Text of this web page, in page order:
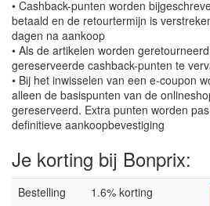
• Cashback-punten worden
betaald en de retourtermijn is
dagen na aankoop
• Als de artikelen worden
gereserveerde cashback-punten te
• Bij het inwisselen van een e-coupon
alleen de basispunten van de
gereserveerd. Extra punten worden
definitieve aankoopbevestiging
Je korting bij Bonprix:
Bestelling 1.6% korting